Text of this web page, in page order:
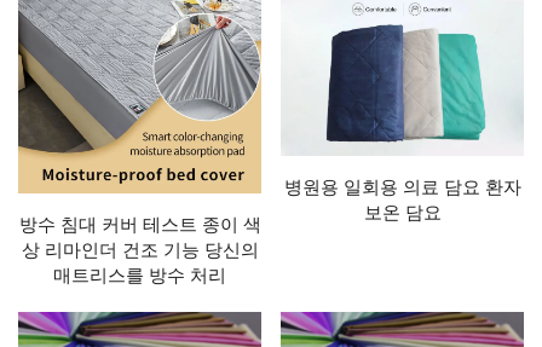
방수 침대 커버 테스트 종이 색
상 리마인더 건조 기능 당신의
매트리스를 방수 처리
병원용 일회용 의료 담요 환자
보온 담요